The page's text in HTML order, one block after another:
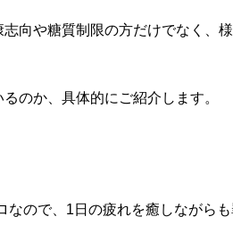
向や糖質制限の方だけでなく、
のか、具体的にご紹介します。
なので、1日の疲れを癒しながら